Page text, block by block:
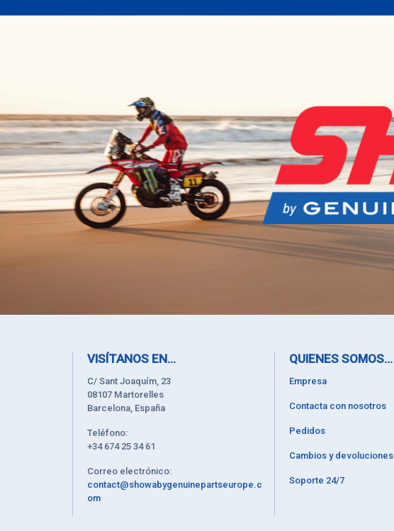
VISÍTANOS EN...
C/ Sant Joaquím, 23
08107 Martorelles
Barcelona, España
Teléfono:
+34 674 25 34 61
Correo electrónico:
contact@showabygenuinepartseurope.c
om
QUIENES SOMOS...
Empresa
Contacta con nosotros
Pedidos
Cambios y devoluciones
Soporte 24/7